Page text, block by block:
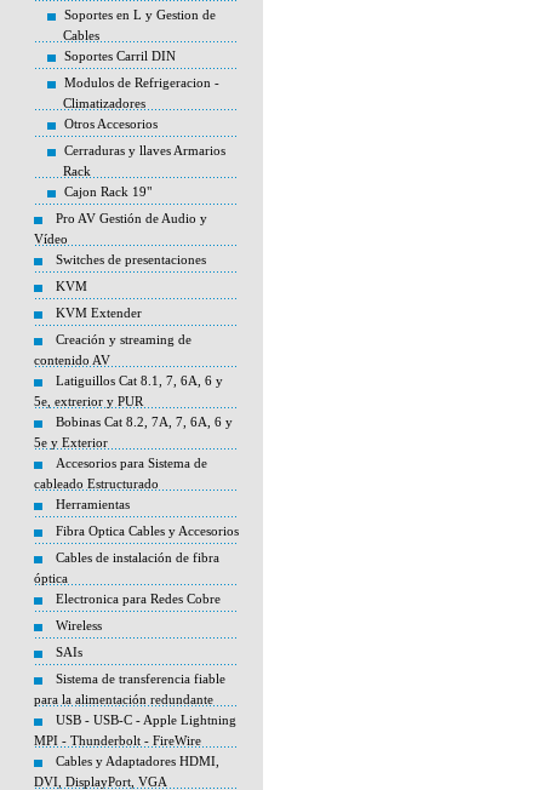
Soportes en L y Gestion de
Cables
Soportes Carril DIN
Modulos de Refrigeracion -
Climatizadores
Otros Accesorios
Cerraduras y llaves Armarios
Rack
Cajon Rack 19"
Pro AV Gestión de Audio y
Vídeo
Switches de presentaciones
KVM
KVM Extender
Creación y streaming de
contenido AV
Latiguillos Cat 8.1, 7, 6A, 6 y
5e, extrerior y PUR
Bobinas Cat 8.2, 7A, 7, 6A, 6 y
5e y Exterior
Accesorios para Sistema de
cableado Estructurado
Herramientas
Fibra Optica Cables y Accesorios
Cables de instalación de fibra
óptica
Electronica para Redes Cobre
Wireless
SAIs
Sistema de transferencia fiable
para la alimentación redundante
USB - USB-C - Apple Lightning
MPI - Thunderbolt - FireWire
Cables y Adaptadores HDMI,
DVI, DisplayPort, VGA